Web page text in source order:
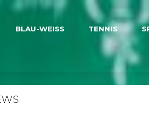
BLAU-WEISS TENNIS